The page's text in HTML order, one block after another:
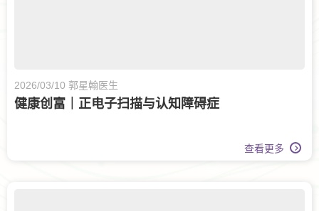
2026/03/10 郭星翰医生
健康创富｜正电子扫描与认知障碍症
查看更多